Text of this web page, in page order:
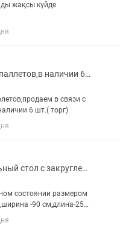
жақсы күйде
Диваны из паллетов,в наличии 6 шт.(торг).
в связи с
6 шт.( торг)
Прямоугольный стол с закругленными краями,в отличном состоянии.Имеется торг
состоянии размером
-90 см,длина-250
покупателю торг.